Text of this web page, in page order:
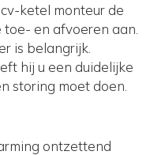
ketel monteur de
en afvoeren aan.
is belangrijk.
hij u een duidelijke
storing moet doen.
ontzettend